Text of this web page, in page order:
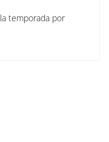
temporada por